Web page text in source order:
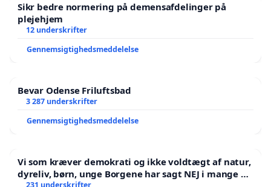
Sikr bedre normering på demensafdelinger på
plejehjem
12 underskrifter
Gennemsigtighedsmeddelelse
Bevar Odense Friluftsbad
3 287 underskrifter
Gennemsigtighedsmeddelelse
Vi som kræver demokrati og ikke voldtægt af natur,
dyreliv, børn, unge Borgene har sagt NEJ i mange år.